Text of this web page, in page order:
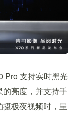
Pro 支持实时黑光
的亮度，并支持手
极夜视频时，呈